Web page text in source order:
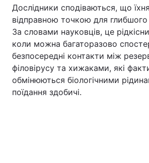
Дослідники сподіваються, що
відправною точкою для глибшого
За словами науковців, це
коли можна багаторазово
безпосередні контакти між
філовірусу та хижаками, які
обмінюються біологічними
поїдання здобичі.